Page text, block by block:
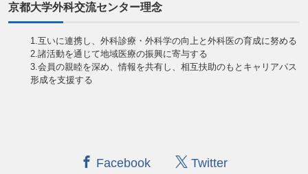
京都大学外科交流センター理念
1.互いに連携し、外科診療・外科学の向上と外科医の育成に努める
2.諸活動を通じて地域医療の振興に寄与する
3.会員の親睦を深め、情報を共有し、相互扶助のもとキャリアパス
形成を支援する
Facebook Twitter